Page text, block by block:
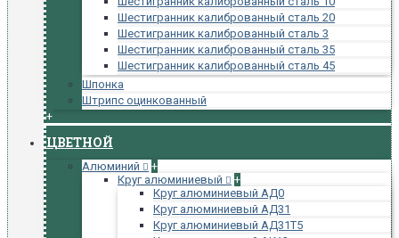
Шестигранник калиброванный сталь 20
Шестигранник калиброванный сталь 3
Шестигранник калиброванный сталь 35
Шестигранник калиброванный сталь 45
Шпонка
Штрипс оцинкованный
+
ЦВЕТНОЙ
Алюминий
+
Круг алюминиевый
+
Круг алюминиевый АД0
Круг алюминиевый АД31
Круг алюминиевый АД31Т5